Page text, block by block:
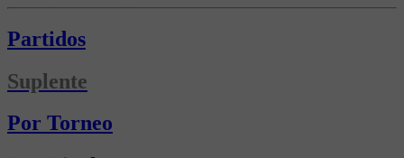
Partidos
Suplente
Por Torneo